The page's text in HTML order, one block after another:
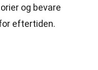
og bevare
eftertiden.